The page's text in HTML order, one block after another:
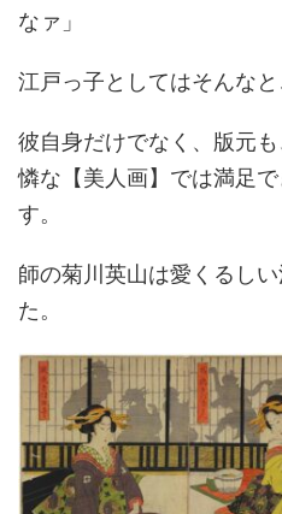
なァ」
江戸っ子としてはそんなと
彼自身だけでなく、版元
憐な【美人画】では満足
す。
師の菊川英山は愛くるし
た。